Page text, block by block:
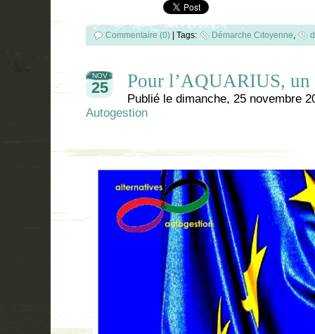
Commentaire (0) Tags: Démarche Citoyenne,
NOV
25 Pour l’AQUARIUS,
Publié le dimanche, 25 novembre
Autogestion